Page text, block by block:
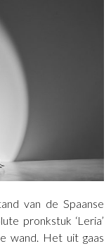
van de Spaanse
pronkstuk ‘Leria’
wand. Het uit gaas